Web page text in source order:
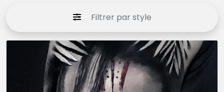
Filtrer par style